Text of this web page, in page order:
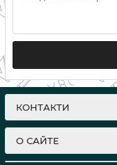
КОНТАКТИ
О САЙТЕ